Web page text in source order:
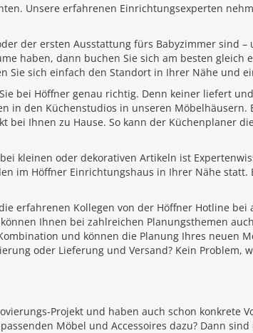
Unsere erfahrenen Einrichtungsexperten
der ersten Ausstattung fürs Babyzimmer sind
haben, dann buchen Sie sich am besten gleich
sich einfach den Standort in Ihrer Nähe und
bei Höffner genau richtig. Denn keiner liefert
in den Küchenstudios in unseren
Ihnen zu Hause. So kann der Küchenplaner
kleinen oder dekorativen Artikeln ist
im Höffner Einrichtungshaus in Ihrer Nähe
erfahrenen Kollegen von der Höffner Hotline
Ihnen bei zahlreichen Planungsthemen
und können die Planung Ihres neuen
oder Lieferung und Versand? Kein Problem,
Projekt und haben auch schon konkrete
Möbel und Accessoires dazu? Dann